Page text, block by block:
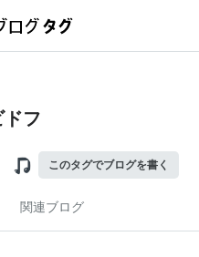
ドフ
このタグでブログを書く
関連ブログ